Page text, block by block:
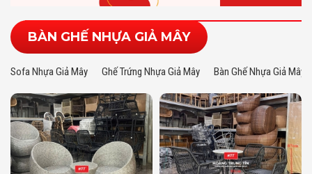
BÀN GHẾ NHỰA GIẢ MÂY
Sofa Nhựa Giả Mây Ghế Trứng Nhựa Giả Mây Bàn Ghế Nhựa Giả Mây